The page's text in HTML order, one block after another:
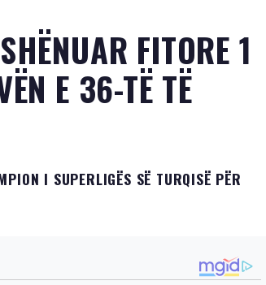
FITORE 1
E 36-TË TË
I SUPERLIGËS SË TURQISË PËR